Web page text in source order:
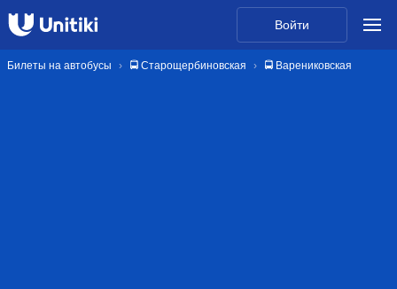
Войти
Билеты на автобусы 🚍 Старощербиновская 🚍 Варениковская